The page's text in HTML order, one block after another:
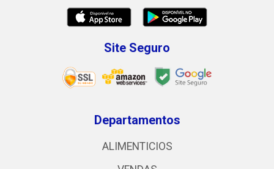
Site Seguro
Departamentos
ALIMENTICIOS